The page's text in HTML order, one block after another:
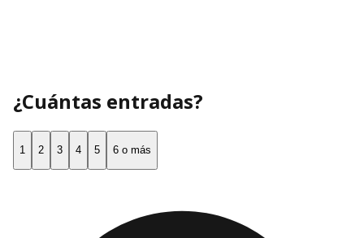
¿Cuántas entradas?
1 2 3 4 5 6 o más